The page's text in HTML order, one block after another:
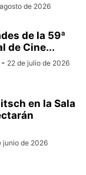
de 2026
de la 59ª
de Cine...
- 22 de julio de 2026
en la Sala
junio de 2026